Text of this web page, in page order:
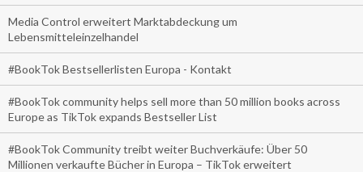
Media Control erweitert Marktabdeckung um
Lebensmitteleinzelhandel
#BookTok Bestsellerlisten Europa - Kontakt
#BookTok community helps sell more than 50 million books across
Europe as TikTok expands Bestseller List
#BookTok Community treibt weiter Buchverkäufe: Über 50
Millionen verkaufte Bücher in Europa – TikTok erweitert